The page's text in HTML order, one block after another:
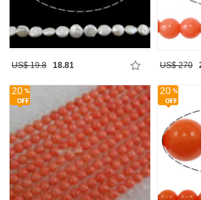
US$ 19.8 18.81 US$ 270
20 20